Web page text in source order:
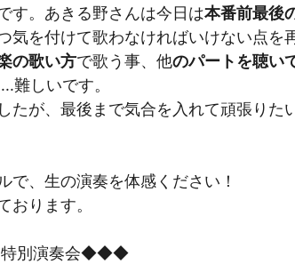
す。あきる野さんは今日は本番前最後
気を付けて歌わなければいけない点を
の歌い方で歌う事、他のパートを聴い
難しいです。
たが、最後まで気合を入れて頑張りた
で、生の演奏を体感ください！
おります。
別演奏会◆◆◆